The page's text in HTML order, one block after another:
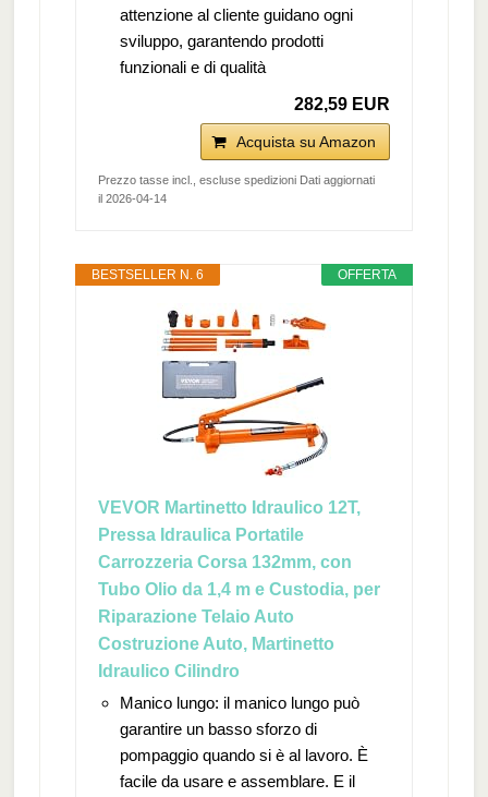
attenzione al cliente guidano ogni
sviluppo, garantendo prodotti
funzionali e di qualità
282,59 EUR
Acquista su Amazon
Prezzo tasse incl., escluse spedizioni Dati aggiornati
il 2026-04-14
OFFERTA
BESTSELLER N. 6
VEVOR Martinetto Idraulico 12T,
Pressa Idraulica Portatile
Carrozzeria Corsa 132mm, con
Tubo Olio da 1,4 m e Custodia, per
Riparazione Telaio Auto
Costruzione Auto, Martinetto
Idraulico Cilindro
Manico lungo: il manico lungo può
garantire un basso sforzo di
pompaggio quando si è al lavoro. È
facile da usare e assemblare. E il